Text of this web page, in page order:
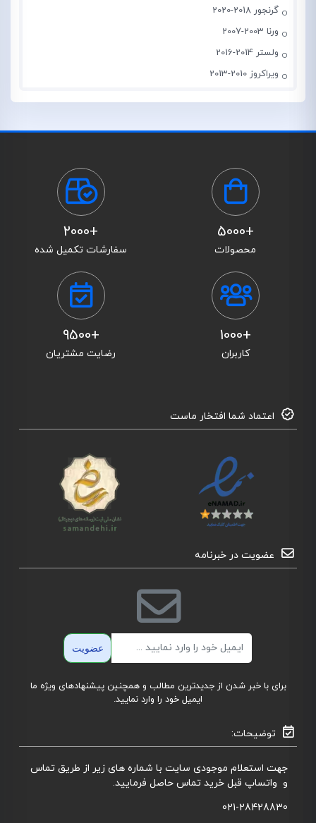
گرنجور 2018-2020
ورنا 2003-2007
ولستر 2014-2016
ویراکروز 2010-2013
+5000
محصولات
+2000
سفارشات تکمیل شده
+1000
کاربران
+9500
رضایت مشتریان
اعتماد شما افتخار ماست
عضویت در خبرنامه
عضویت
برای با خبر شدن از جدیدترین مطالب و همچنین پیشنهادهای ویژه ما
ایمیل خود را وارد نمایید.
توضیحات:
جهت استعلام موجودی سایت با شماره های زیر از طریق تماس
و واتساپ قبل خرید تماس حاصل فرمایید.
021-28428830